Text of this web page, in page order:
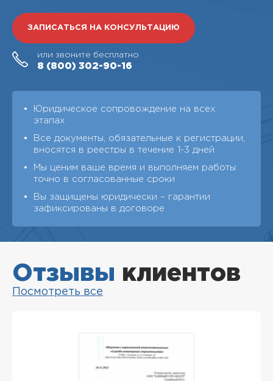
ЗАПИСАТЬСЯ НА КОНСУЛЬТАЦИЮ
или звоните бесплатно
8 (800) 302-90-16
Юридическое сопровождение на всех
этапах
Все документы, обязательные к регистрации,
вносятся в реестры в течение 1-3 дней
Мы ценим ваше время и выполняем работы
точно в согласованные сроки
Вы защищены юридически – гарантии
зафиксированы в договоре
Отзывы клиентов
Посмотреть все